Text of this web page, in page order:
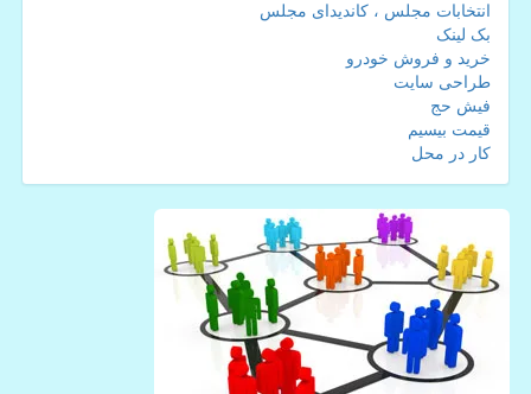
انتخابات مجلس ، کاندیدای مجلس
بک لینک
خرید و فروش خودرو
طراحی سایت
فیش حج
قیمت بیسیم
کار در محل